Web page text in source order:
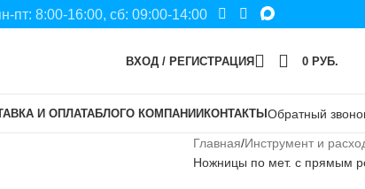
пт: 8:00-16:00, сб: 09:00-14:00
ВХОД / РЕГИСТРАЦИЯ 0 РУБ.
И ОПЛАТАБЛОГО КОМПАНИИКОНТАКТЫОбратный
Главная Инструмент и
Ножницы по мет. с прямым